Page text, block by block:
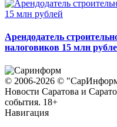
Арендодатель
налоговиков 15 млн
© 2006-2026 ©
Новости Саратова и
события. 18+
Навигация